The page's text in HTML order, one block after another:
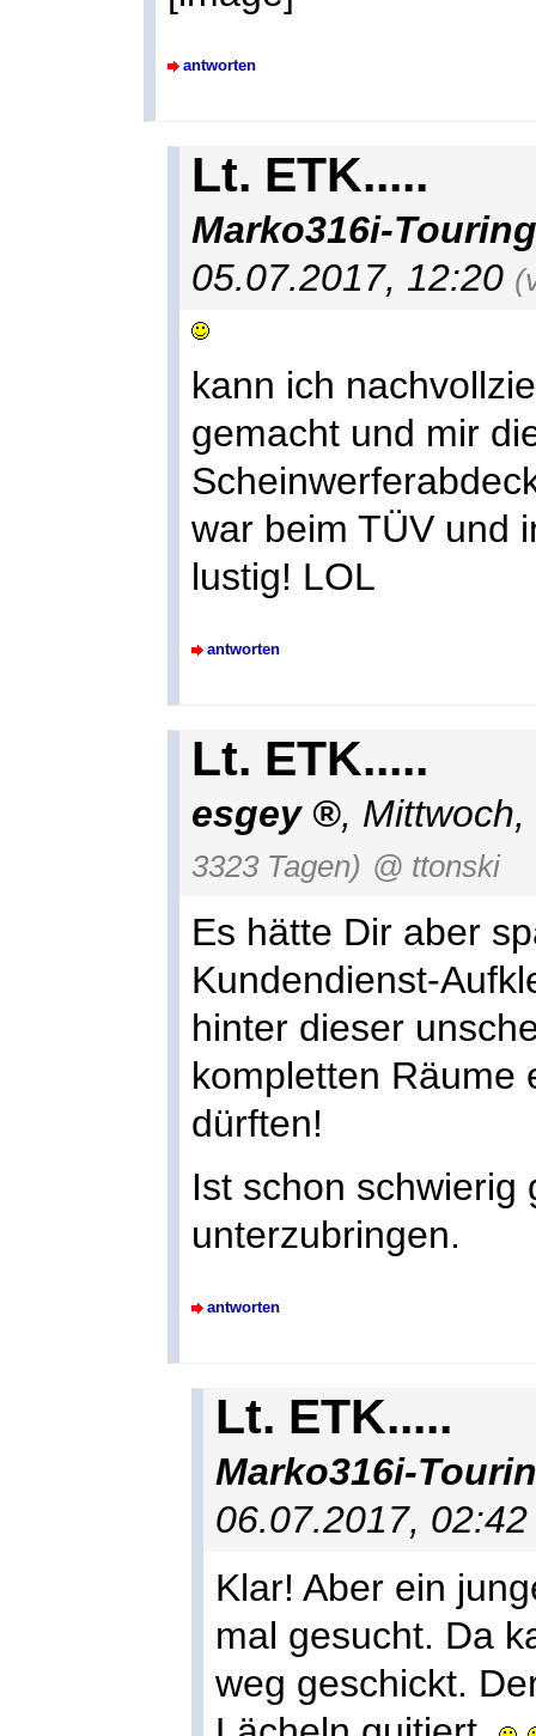
antworten
Lt. ETK.....
Marko316i-Touring
05.07.2017, 12:20
kann ich
gemacht und mir
war beim TÜV und
lustig! LOL
antworten
Lt. ETK.....
esgey ,
3323 Tagen) @ ttonski
Es hätte Dir aber
Kundendienst-
hinter dieser
kompletten Räume
dürften!
Ist schon schwierig
unterzubringen.
antworten
Lt. ETK.....
Marko316i-
06.07.2017,
Klar! Aber ein
mal gesucht. Da
weg geschickt.